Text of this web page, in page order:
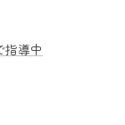
導中